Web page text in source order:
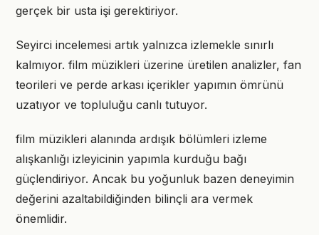
gerçek bir usta işi gerektiriyor.
Seyirci incelemesi artık yalnızca izlemekle sınırlı
kalmıyor. film müzikleri üzerine üretilen analizler, fan
teorileri ve perde arkası içerikler yapımın ömrünü
uzatıyor ve topluluğu canlı tutuyor.
film müzikleri alanında ardışık bölümleri izleme
alışkanlığı izleyicinin yapımla kurduğu bağı
güçlendiriyor. Ancak bu yoğunluk bazen deneyimin
değerini azaltabildiğinden bilinçli ara vermek
önemlidir.